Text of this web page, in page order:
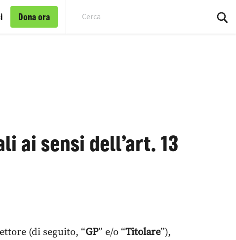
Dona ora
ai sensi dell’art. 13
(di seguito, “GP” e/o “Titolare”),